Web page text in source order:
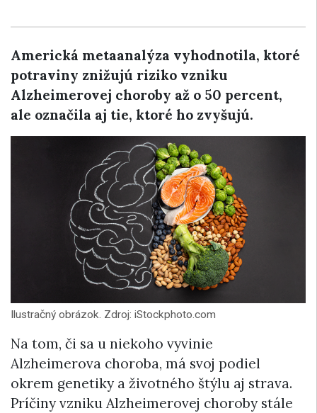
Americká metaanalýza vyhodnotila, ktoré
potraviny znižujú riziko vzniku
Alzheimerovej choroby až o 50 percent,
ale označila aj tie, ktoré ho zvyšujú.
Ilustračný obrázok. Zdroj: iStockphoto.com
Na tom, či sa u niekoho vyvinie
Alzheimerova choroba, má svoj podiel
okrem genetiky a životného štýlu aj strava.
Príčiny vzniku Alzheimerovej choroby stále